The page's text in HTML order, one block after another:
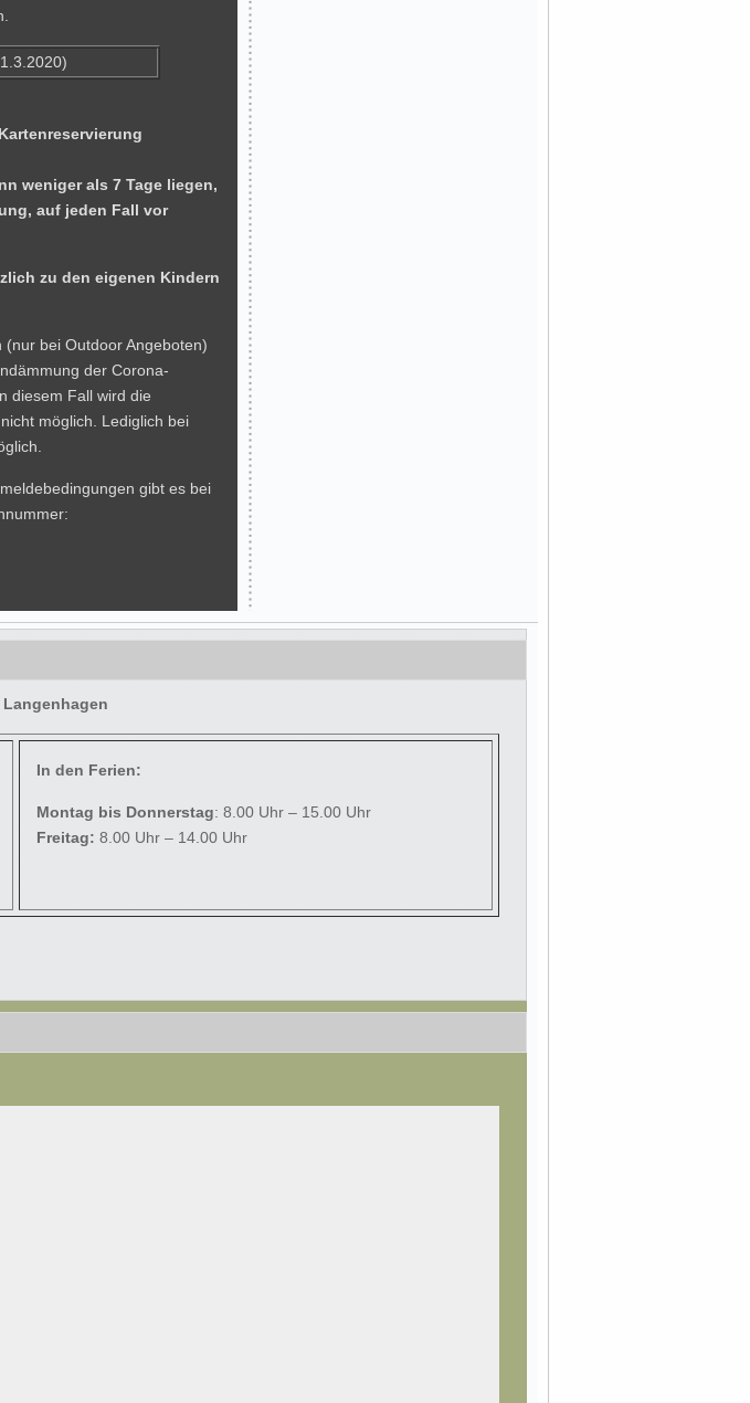
weniger als 7 Tage liegen,
auf jeden Fall vor
zu den eigenen Kindern
bei Outdoor Angeboten)
der Corona-
diesem Fall wird die
möglich. Lediglich bei
gibt es bei
In den Ferien:
Montag bis Donnerstag: 8.00 Uhr – 15.00 Uhr
Freitag: 8.00 Uhr – 14.00 Uhr